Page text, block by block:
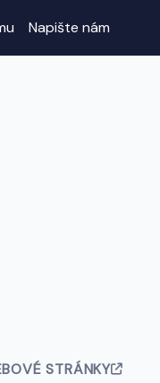
Napište nám
STRÁNKY